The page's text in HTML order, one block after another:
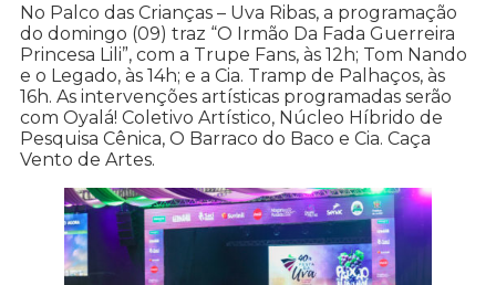
No Palco das Crianças – Uva Ribas, a programação
do domingo (09) traz “O Irmão Da Fada Guerreira
Princesa Lili”, com a Trupe Fans, às 12h; Tom Nando
e o Legado, às 14h; e a Cia. Tramp de Palhaços, às
16h. As intervenções artísticas programadas serão
com Oyalá! Coletivo Artístico, Núcleo Híbrido de
Pesquisa Cênica, O Barraco do Baco e Cia. Caça
Vento de Artes.